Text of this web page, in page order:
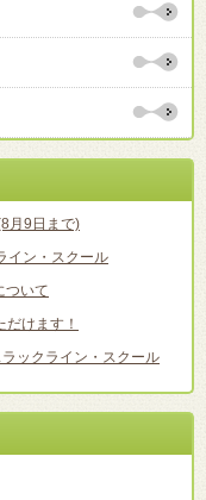
月9日まで)
イン・スクール
ついて
けます！
ックライン・スクール